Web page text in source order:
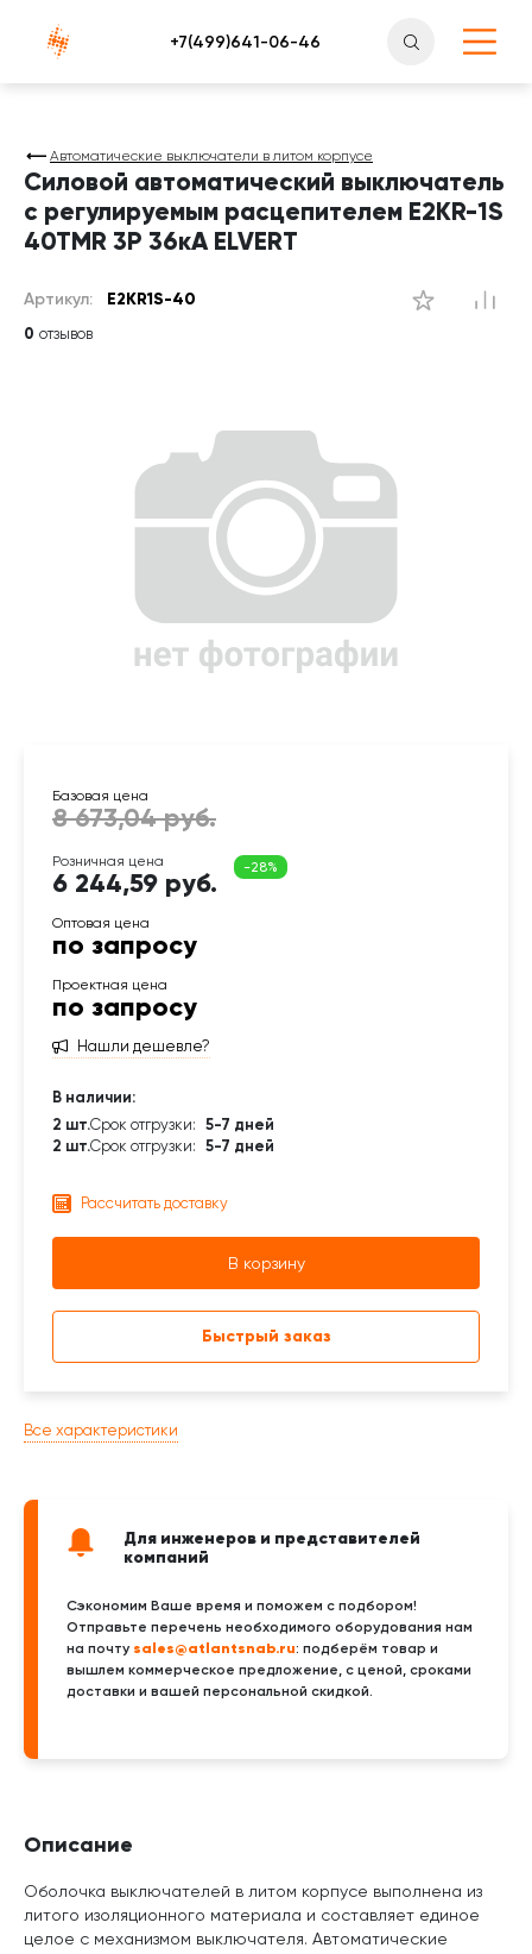
Атлантснаб
Автоматические выключатели в литом корпусе
Силовой автоматический выключатель
c регулируемым расцепителем E2KR-1S
40TMR 3P 36кА ELVERT
Артикул: E2KR1S-40
Все характеристики
Для инженеров и представителей
компаний
Сэкономим Ваше время и поможем с подбором!
Отправьте перечень необходимого оборудования нам
на почту sales@atlantsnab.ru: подберём товар и
вышлем коммерческое предложение, с ценой, сроками
доставки и вашей персональной скидкой.
6 244,59 руб.
по запросу
по запросу
Нашли дешевле?
В наличии:
2 шт.Срок отгрузки: 5-7 дней
2 шт.Срок отгрузки: 5-7 дней
Рассчитать доставку
В корзину
Быстрый заказ
Описание
Оболочка выключателей в литом корпусе выполнена из
литого изоляционного материала и составляет единое
целое с механизмом выключателя. Автоматические